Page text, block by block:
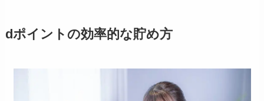
dポイントの効率的な貯め方